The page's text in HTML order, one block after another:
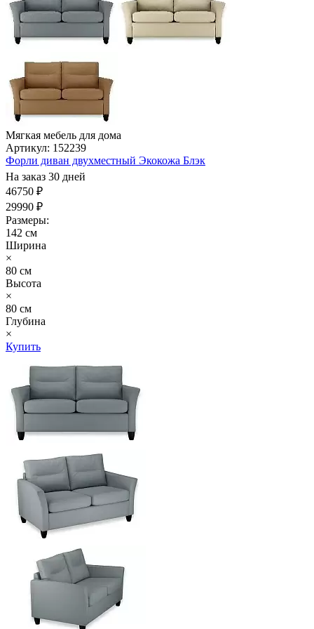
Мягкая мебель для дома
Артикул: 152239
Форли диван двухместный Экокожа Блэк
На заказ 30 дней
46750 ₽
29990 ₽
Размеры:
142 см
Ширина
×
80 см
Высота
×
80 см
Глубина
×
Купить